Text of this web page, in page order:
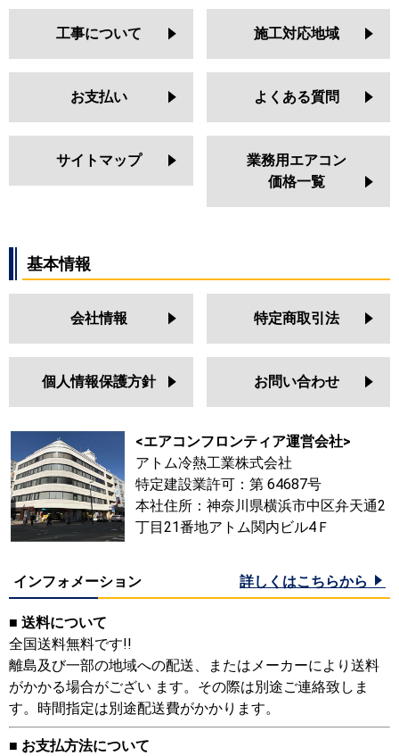
工事について 施工対応地域
お支払い よくある質問
サイトマップ
業務用エアコン
価格一覧
基本情報
会社情報 特定商取引法
個人情報保護方針 お問い合わせ
<エアコンフロンティア運営会社>
アトム冷熱工業株式会社
特定建設業許可：第 64687号
本社住所：神奈川県横浜市中区弁天通2
丁目21番地アトム関内ビル4Ｆ
インフォメーション 詳しくはこちらから
■ 送料について
全国送料無料です!!
離島及び一部の地域への配送、またはメーカーにより送料
がかかる場合がござい ます。その際は別途ご連絡致しま
す。時間指定は別途配送費がかかります。
■ お支払方法について